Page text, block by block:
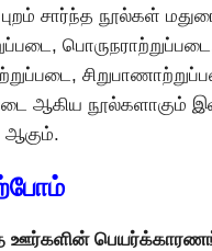
சார்ந்த நூல்கள்
ஆகிய நூல்களாகும்
ஆகும்.
ஊர்களின்